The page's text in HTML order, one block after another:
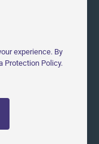
Reserved |
experience. By
Protection Policy.